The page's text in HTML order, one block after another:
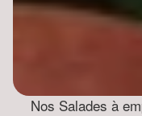
Nos Salades à